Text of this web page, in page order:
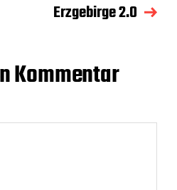
Erzgebirge 2.0
Kommentar